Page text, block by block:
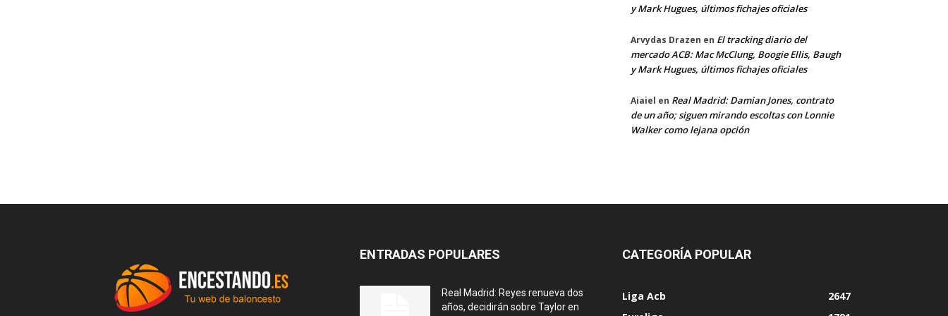
y Mark Hugues, últimos fichajes oficiales
Arvydas Drazen en El tracking diario del
mercado ACB: Mac McClung, Boogie Ellis, Baugh
y Mark Hugues, últimos fichajes oficiales
Aiaiel en Real Madrid: Damian Jones, contrato
de un año; siguen mirando escoltas con Lonnie
Walker como lejana opción
ENTRADAS POPULARES
Real Madrid: Reyes renueva dos
años, decidirán sobre Taylor en
CATEGORÍA POPULAR
Liga Acb
2647